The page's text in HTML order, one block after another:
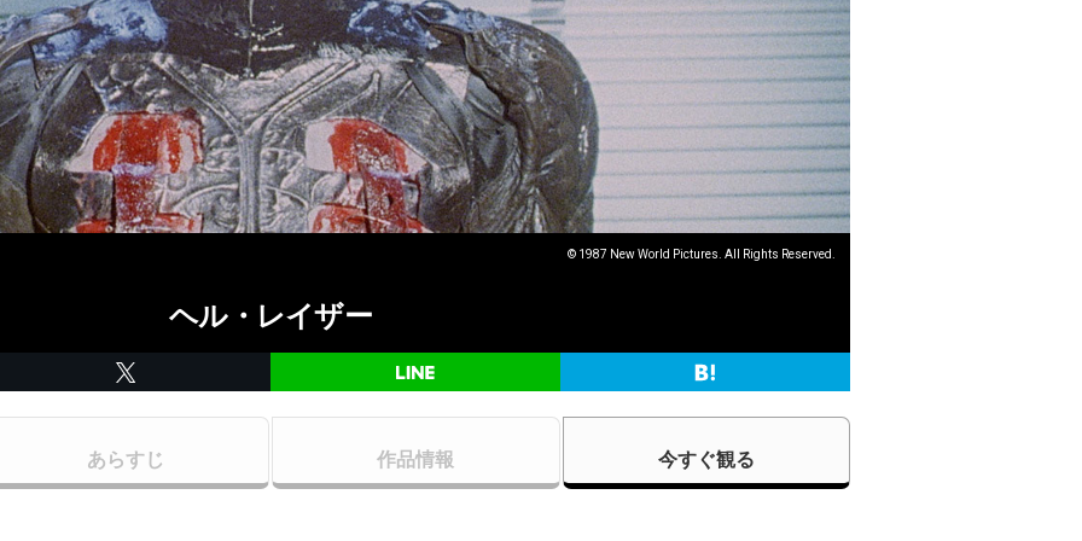
© 1987 New World Pictures. All Rights Reserved.
ヘル・レイザー
あらすじ 作品情報 今すぐ観る